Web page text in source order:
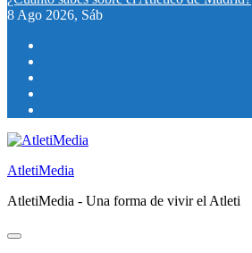
8 Ago 2026, Sáb
AtletiMedia
AtletiMedia - Una forma de vivir el Atleti